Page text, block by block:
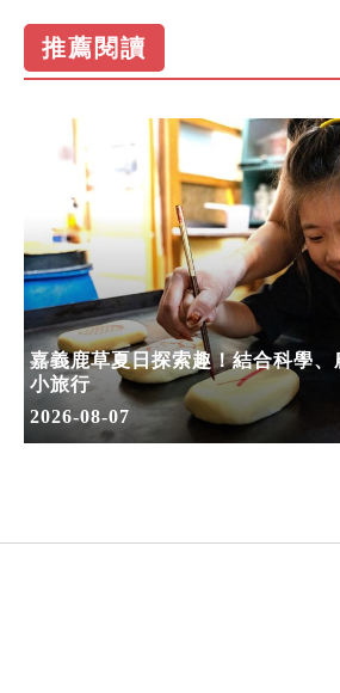
推薦閱讀
嘉義鹿草夏日探索趣！結合科學
小旅行
2026-08-07